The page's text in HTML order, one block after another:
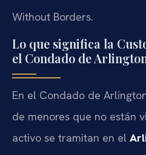
Without Borders.
Lo que significa la
el Condado de
En el Condado de
de menores que no están
activo se tramitan en el